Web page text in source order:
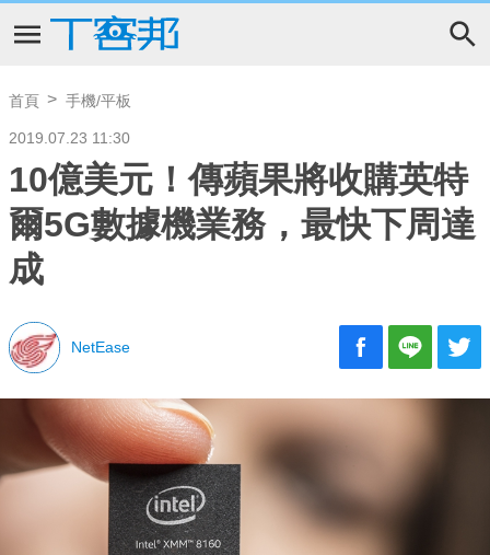
首頁 手機/平板
2019.07.23 11:30
10億美元！傳蘋果將收購英特
爾5G數據機業務，最快下周達
成
NetEase